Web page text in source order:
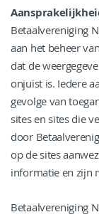
Betaalvereniging
aan het beheer
dat de
onjuist is. Iedere
gevolge van
sites en sites die
door
op de sites
informatie en zijn
Betaalvereniging